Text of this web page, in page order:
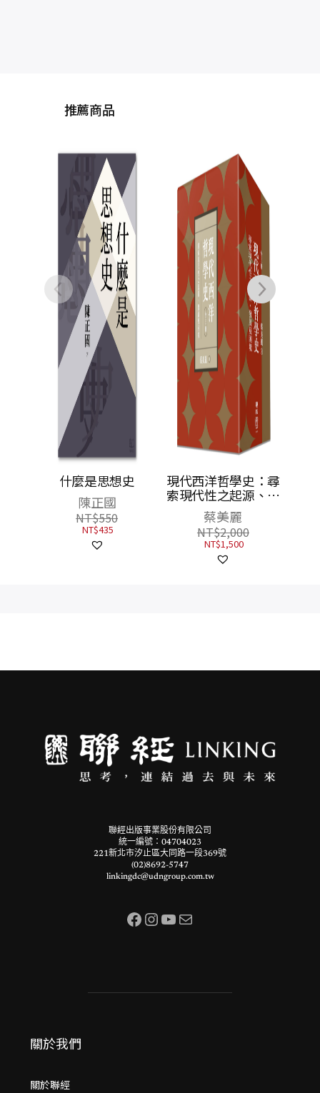
推薦商品
什麼是思想史
550
現代西洋哲學史：尋
索現代性之起源、發
展及困境（上、中、
下）【附典藏書盒】
蔡美麗
2,000
1,500
聯經出版事業股份有限公司
統一編號：04704023
221新北市汐止區大同路一段369號
(02)8692-5747
linkingdc@udngroup.com.tw
Facebook InstagramYouTube 電子郵件
關於我們
關於聯經